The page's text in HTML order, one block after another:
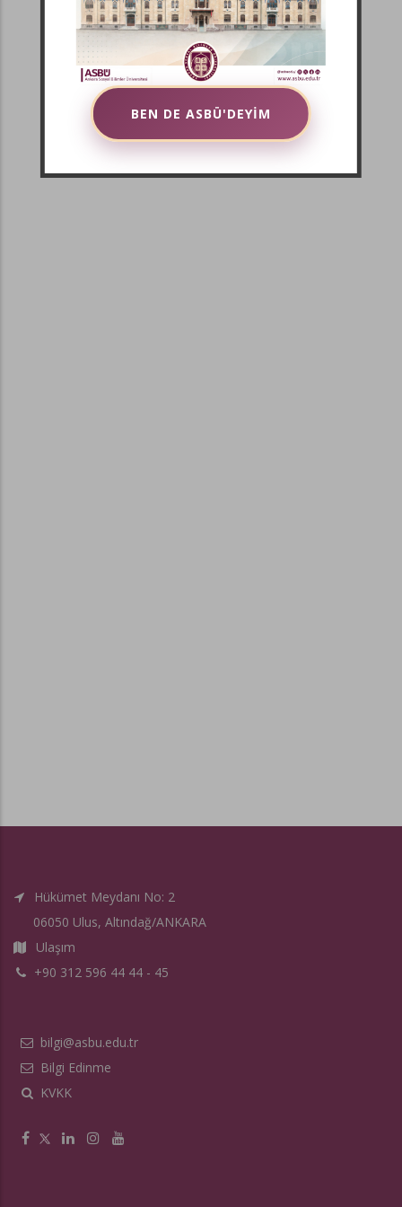
Hükümet Meydanı No: 2
06050 Ulus, Altındağ/ANKARA
Ulaşım
+90 312 596 44 44 - 45
bilgi@asbu.edu.tr
Bilgi Edinme
KVKK
BEN DE ASBÜ'DEYİM